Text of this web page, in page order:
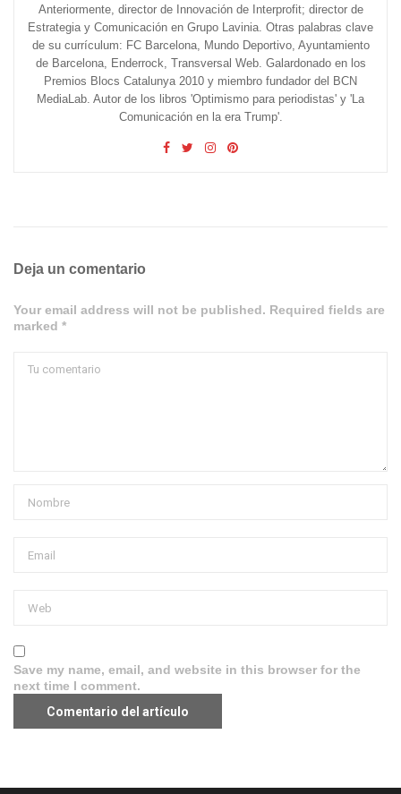
Anteriormente, director de Innovación de Interprofit; director de
Estrategia y Comunicación en Grupo Lavinia. Otras palabras clave
de su currículum: FC Barcelona, Mundo Deportivo, Ayuntamiento
de Barcelona, Enderrock, Transversal Web. Galardonado en los
Premios Blocs Catalunya 2010 y miembro fundador del BCN
MediaLab. Autor de los libros 'Optimismo para periodistas' y 'La
Comunicación en la era Trump'.
Deja un comentario
Your email address will not be published. Required fields are
marked *
Save my name, email, and website in this browser for the
next time I comment.